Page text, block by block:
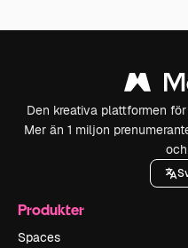
Den kreativa plattformen
Mer än 1 miljon
Produkter
Spaces